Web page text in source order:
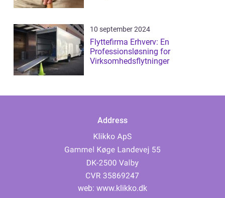
10 september 2024
Flyttefirma Erhverv: En
Professionsløsning for
Virksomhedsflytninger
Address
web: www.klikko.dk